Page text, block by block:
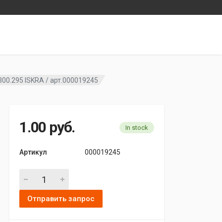
ISKRA / арт.000019245
1.00 руб. In stock
Артикул 000019245
Отправить запрос